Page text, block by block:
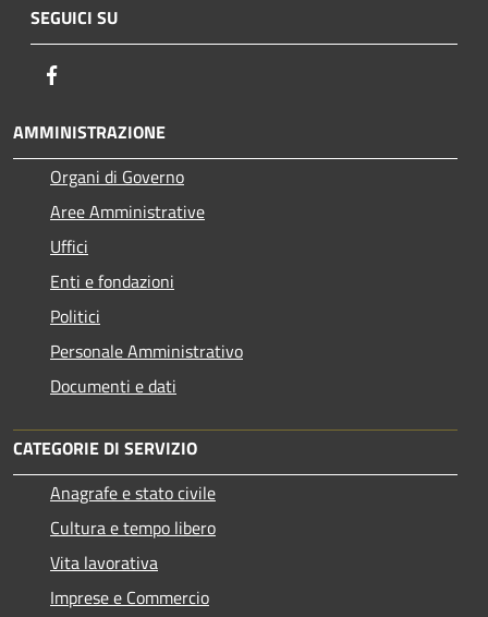
SEGUICI SU
AMMINISTRAZIONE
Organi di Governo
Aree Amministrative
Uffici
Enti e fondazioni
Politici
Personale Amministrativo
Documenti e dati
CATEGORIE DI SERVIZIO
Anagrafe e stato civile
Cultura e tempo libero
Vita lavorativa
Imprese e Commercio